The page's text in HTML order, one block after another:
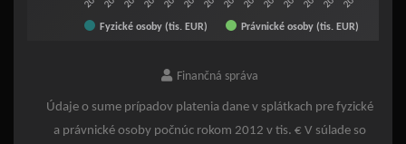
Fyzické osoby (tis. EUR) Právnické osoby (tis. EUR)
Finančná správa
Údaje o sume prípadov platenia dane v splátkach pre fyzické
a právnické osoby počnúc rokom 2012 v tis. € V súlade so